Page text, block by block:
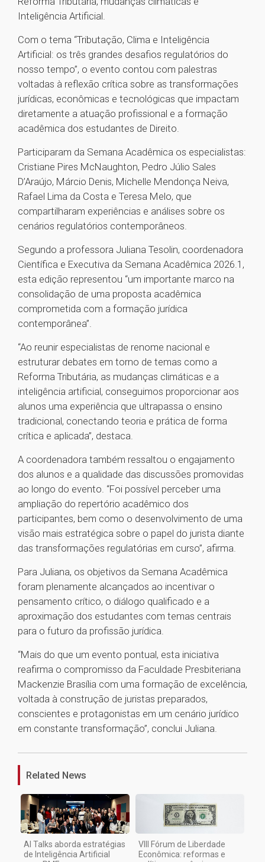
Inteligência Artificial.
Com o tema “Tributação, Clima e Inteligência
Artificial: os três grandes desafios regulatórios do
nosso tempo”, o evento contou com palestras
voltadas à reflexão crítica sobre as transformações
jurídicas, econômicas e tecnológicas que impactam
diretamente a atuação profissional e a formação
acadêmica dos estudantes de Direito.
Participaram da Semana Acadêmica os especialistas:
Cristiane Pires McNaughton, Pedro Júlio Sales
D’Araújo, Márcio Denis, Michelle Mendonça Neiva,
Rafael Lima da Costa e Teresa Melo, que
compartilharam experiências e análises sobre os
cenários regulatórios contemporâneos.
Segundo a professora Juliana Tesolin, coordenadora
Científica e Executiva da Semana Acadêmica 2026.1,
esta edição representou “um importante marco na
consolidação de uma proposta acadêmica
comprometida com a formação jurídica
contemporânea”.
“Ao reunir especialistas de renome nacional e
estruturar debates em torno de temas como a
Reforma Tributária, as mudanças climáticas e a
inteligência artificial, conseguimos proporcionar aos
alunos uma experiência que ultrapassa o ensino
tradicional, conectando teoria e prática de forma
crítica e aplicada”, destaca.
A coordenadora também ressaltou o engajamento
dos alunos e a qualidade das discussões promovidas
ao longo do evento. “Foi possível perceber uma
ampliação do repertório acadêmico dos
participantes, bem como o desenvolvimento de uma
visão mais estratégica sobre o papel do jurista diante
das transformações regulatórias em curso”, afirma.
Para Juliana, os objetivos da Semana Acadêmica
foram plenamente alcançados ao incentivar o
pensamento crítico, o diálogo qualificado e a
aproximação dos estudantes com temas centrais
para o futuro da profissão jurídica.
“Mais do que um evento pontual, esta iniciativa
reafirma o compromisso da Faculdade Presbiteriana
Mackenzie Brasília com uma formação de excelência,
voltada à construção de juristas preparados,
conscientes e protagonistas em um cenário jurídico
em constante transformação”, conclui Juliana.
1
Related News
AI Talks aborda estratégias
de Inteligência Artificial
VIII Fórum de Liberdade
Econômica: reformas e